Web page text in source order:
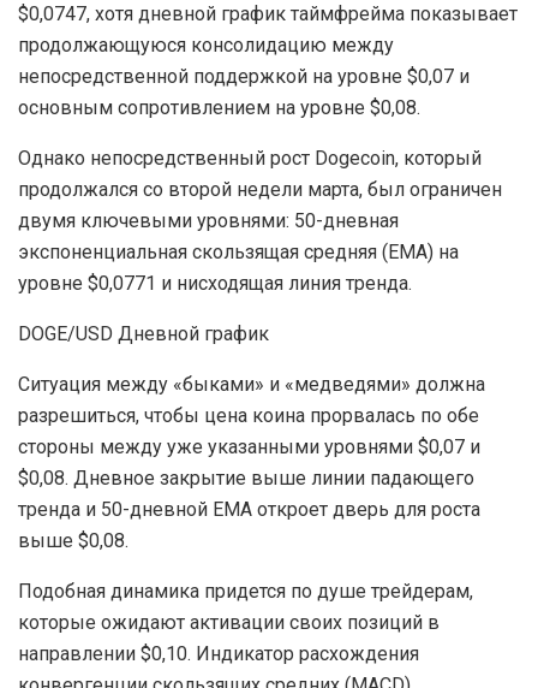
$0,0747, хотя дневной график таймфрейма показывает
продолжающуюся консолидацию между
непосредственной поддержкой на уровне $0,07 и
основным сопротивлением на уровне $0,08.
Однако непосредственный рост Dogecoin, который
продолжался со второй недели марта, был ограничен
двумя ключевыми уровнями: 50-дневная
экспоненциальная скользящая средняя (EMA) на
уровне $0,0771 и нисходящая линия тренда.
DOGE/USD Дневной график
Ситуация между «быками» и «медведями» должна
разрешиться, чтобы цена коина прорвалась по обе
стороны между уже указанными уровнями $0,07 и
$0,08. Дневное закрытие выше линии падающего
тренда и 50-дневной EMA откроет дверь для роста
выше $0,08.
Подобная динамика придется по душе трейдерам,
которые ожидают активации своих позиций в
направлении $0,10. Индикатор расхождения